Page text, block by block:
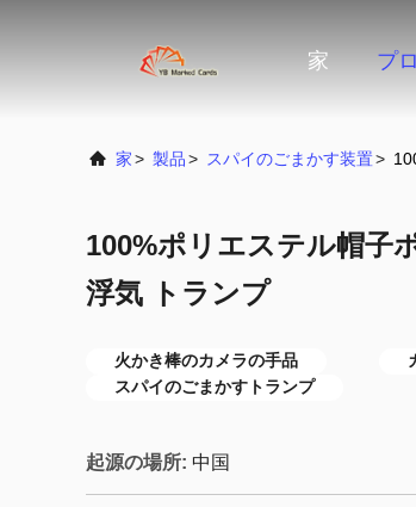
家 プ
家> 製品> スパイのごまかす装置>
100%ポリエステル帽子
浮気 トランプ
火かき棒のカメラの手品
スパイのごまかすトランプ
起源の場所: 中国